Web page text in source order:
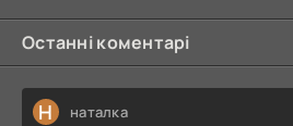
Останні коментарі
Н наталка